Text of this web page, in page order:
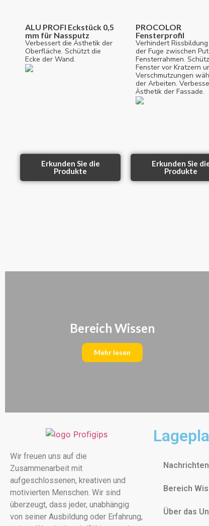
ALU PROFI Eckstück 0,5
mm für Nassputz
Verbessert die Ästhetik der
Oberfläche. Schützt die
Ecke der Wand.
Erkunden Sie die
Produkte
PROCOLOR
Fensterprofil
Verhindert
der Fuge zwischen
Fensterrahmen.
Fenster vor Kratzern
Verschmutzungen
der Arbeiten.
Ästhetik der Fassade.
Erkunden Sie
Produkte
Bereich Wissen
Mehr lesen
Wir freuen uns auf die
Zusammenarbeit mit
aufgeschlossenen, kreativen und
motivierten Menschen. Wir sind
überzeugt, dass jeder, unabhängig
von seiner Ausbildung oder Erfahrung,
Nachrichten
Bereich
Über das